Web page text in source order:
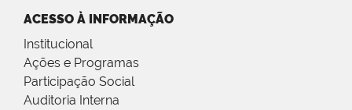
ACESSO À INFORMAÇÃO
Institucional
Ações e Programas
Participação Social
Auditoria Interna